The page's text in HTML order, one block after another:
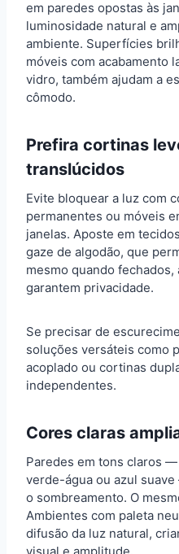
em paredes opostas às
luminosidade natural e
ambiente. Superfícies
móveis com acabamento
vidro, também ajudam a
cômodo.
Prefira cortinas
translúcidos
Evite bloquear a luz com
permanentes ou móveis
janelas. Aposte em
gaze de algodão, que
mesmo quando
garantem privacidade.
Se precisar de
soluções versáteis como
acoplado ou cortinas
independentes.
Cores claras
Paredes em tons claros
verde-água ou azul
o sombreamento. O
Ambientes com paleta
difusão da luz natural,
visual e amplitude.